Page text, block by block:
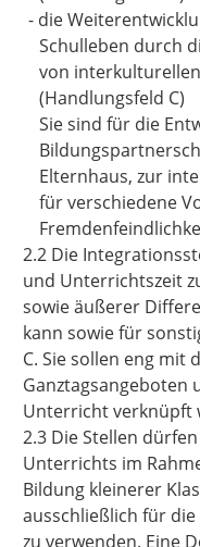
- die
Schulleben durch
von
(Handlungsfeld C)
Sie sind für die
Elternhaus, zur
für verschiedene
2.2 Die
und Unterrichtszeit
sowie äußerer
kann sowie für
C. Sie sollen eng mit
Ganztagsangeboten
Unterricht verknüpft
2.3 Die Stellen
Unterrichts im
Bildung kleinerer
ausschließlich für
zu verwenden. Eine